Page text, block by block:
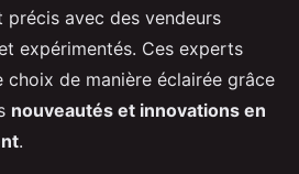
précis avec des vendeurs
expérimentés. Ces experts
de manière éclairée grâce
nouveautés et innovations en
.